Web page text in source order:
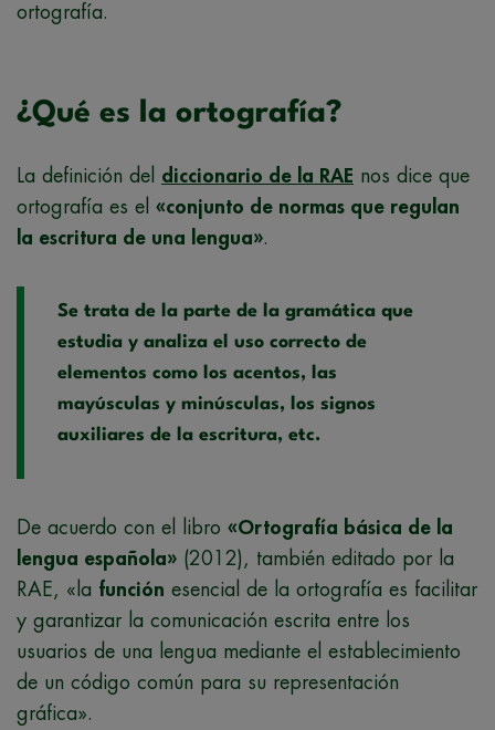
ortografía.
¿Qué es la ortografía?
La definición del diccionario de la RAE nos dice que
ortografía es el «conjunto de normas que regulan
la escritura de una lengua».
Se trata de la parte de la gramática que
estudia y analiza el uso correcto de
elementos como los acentos, las
mayúsculas y minúsculas, los signos
auxiliares de la escritura, etc.
De acuerdo con el libro «Ortografía básica de la
lengua española» (2012), también editado por la
RAE, «la función esencial de la ortografía es facilitar
y garantizar la comunicación escrita entre los
usuarios de una lengua mediante el establecimiento
de un código común para su representación
gráfica».